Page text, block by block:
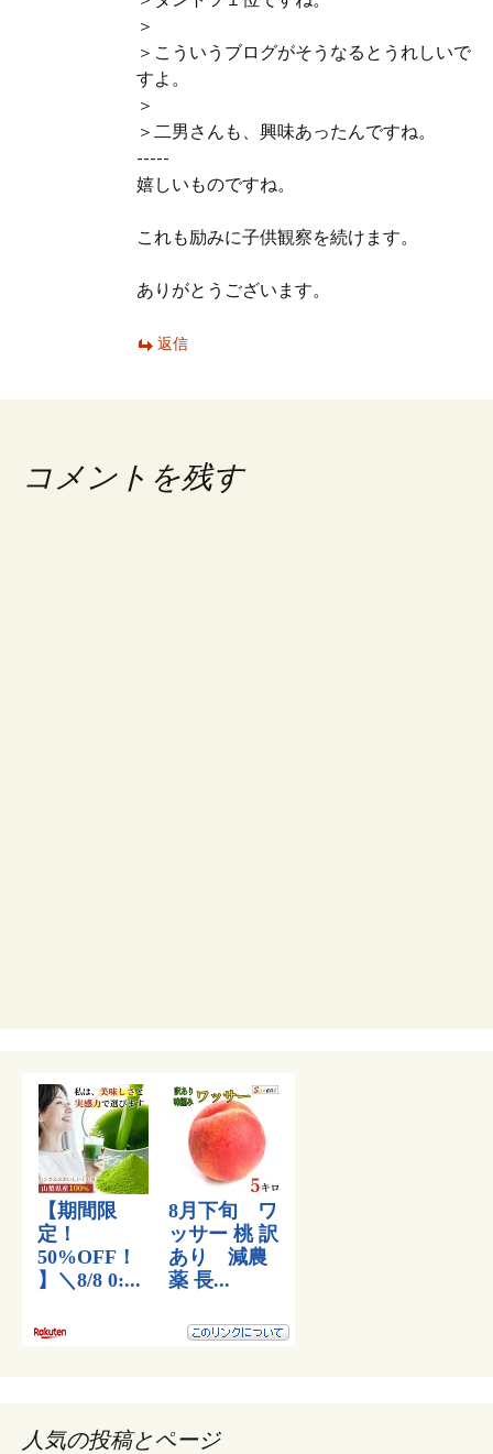
＞
＞こういうブログがそうなるとうれしいで
すよ。
＞
＞二男さんも、興味あったんですね。
-----
嬉しいものですね。
これも励みに子供観察を続けます。
ありがとうございます。
返信
コメントを残す
人気の投稿とページ